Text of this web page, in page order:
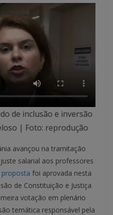
de inclusão e inversão
| Foto: reprodução
avançou na tramitação
salarial aos professores
proposta foi aprovada nesta
de Constituição e Justiça
votação em plenário
temática responsável pela